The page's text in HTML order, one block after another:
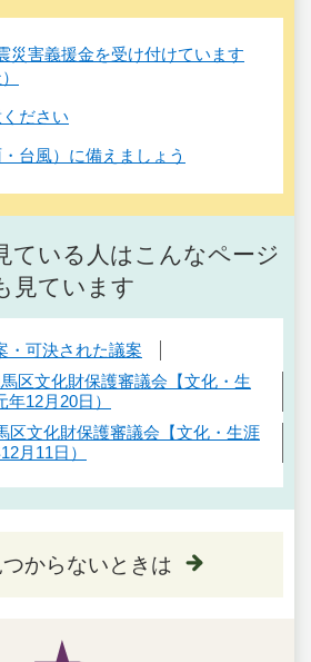
災害義援金を受け付けています
ださい
台風）に備えましょう
ている人はこんなページ
見ています
・可決された議案
区文化財保護審議会【文化・生
12月20日）
区文化財保護審議会【文化・生涯
月11日）
からないときは